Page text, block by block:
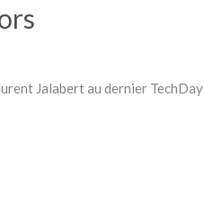
Jalabert au dernier TechDay